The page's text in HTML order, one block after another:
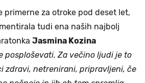
primerne za otroke pod deset let,
tudi ena naših najbolj
Jasmina Kozina
posploševati. Za večino ljudi je to
zdravi, netrenirani, pripravljeni, če